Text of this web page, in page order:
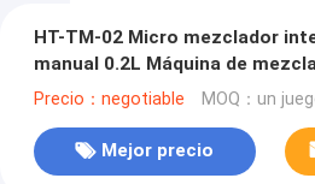
HT-TM-02 Micro mezclador
manual 0.2L Máquina de
laboratorio PLC pantalla táctil
Precio：negotiable MOQ：un
Mejor precio